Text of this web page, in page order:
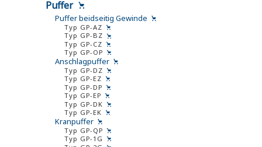
Puffer
Puffer beidseitig Gewinde
Typ GP-AZ
Typ GP-BZ
Typ GP-CZ
Typ GP-OP
Anschlagpuffer
Typ GP-DZ
Typ GP-EZ
Typ GP-DP
Typ GP-EP
Typ GP-DK
Typ GP-EK
Kranpuffer
Typ GP-QP
Typ GP-1G